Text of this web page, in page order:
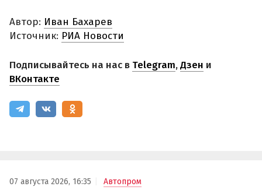
Автор: Иван Бахарев
Источник: РИА Новости
Подписывайтесь на нас в Telegram,Дзен и
ВКонтакте
07 августа 2026, 16:35 Автопром